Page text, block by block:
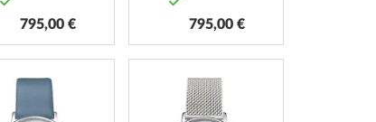
795,00 € 795,00 €